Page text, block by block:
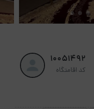
10051492
کد اقامتگاه